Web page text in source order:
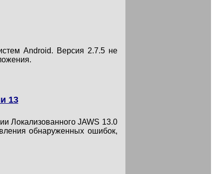
Android. Версия 2.7.5 не
13
Локализованного JAWS 13.0
обнаруженных ошибок,